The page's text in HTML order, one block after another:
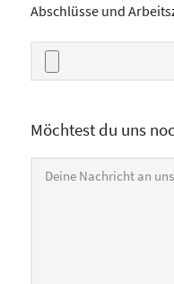
Abschlüsse und
Abschlüsse und
Möchtest du uns